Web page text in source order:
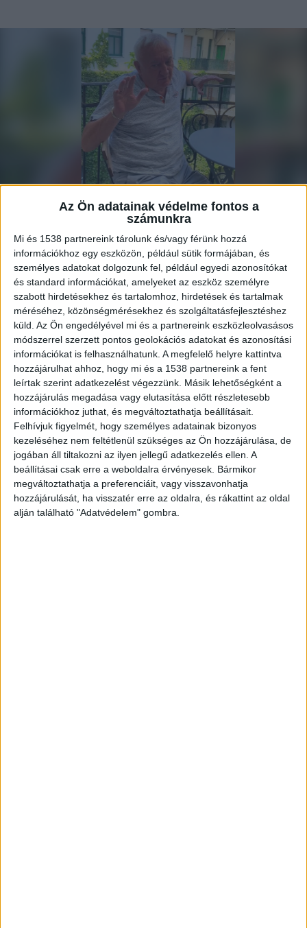
Az Ön adatainak védelme fontos a
számunkra
Mi és 1538 partnereink tárolunk és/vagy férünk hozzá
információkhoz egy eszközön, például sütik formájában, és
személyes adatokat dolgozunk fel, például egyedi azonosítókat
és standard információkat, amelyeket az eszköz személyre
szabott hirdetésekhez és tartalomhoz, hirdetések és tartalmak
méréséhez, közönségmérésekhez és szolgáltatásfejlesztéshez
küld. Az Ön engedélyével mi és a partnereink eszközleolvasásos
módszerrel szerzett pontos geolokációs adatokat és azonosítási
információkat is felhasználhatunk. A megfelelő helyre kattintva
hozzájárulhat ahhoz, hogy mi és a 1538 partnereink a fent
leírtak szerint adatkezelést végezzünk. Másik lehetőségként a
hozzájárulás megadása vagy elutasítása előtt részletesebb
információkhoz juthat, és megváltoztathatja beállításait.
Felhívjuk figyelmét, hogy személyes adatainak bizonyos
kezeléséhez nem feltétlenül szükséges az Ön hozzájárulása, de
jogában áll tiltakozni az ilyen jellegű adatkezelés ellen. A
beállításai csak erre a weboldalra érvényesek. Bármikor
megváltoztathatja a preferenciáit, vagy visszavonhatja
hozzájárulását, ha visszatér erre az oldalra, és rákattint az oldal
alján található "Adatvédelem" gombra.
Úgy hírlik felmondtak Havas Henriknek a
Jobbikhoz köthető N1TV-nél, de a
szókimondó műsorvezető nem áll le,
tovább folytatja politikusokat ostorozó
videóinak gyártását. Ezt egy bérház
gangján jelentette be, ahol azt is
megjegyezte, hogy tériszonyos, ezért a
magasban eléggé fél. Havas a videóban
nem mellőzi a trágárkodást sem. Meglepő,
hogy az egykor miniszterelnökökkel
interjúzó Havas Henrik a Való Világ
celebjeinek szintjén kommunikál.